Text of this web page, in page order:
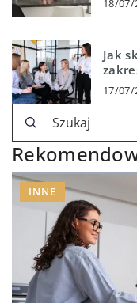
18/07/
Jak
17/07/
INNE